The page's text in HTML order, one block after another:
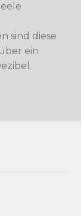
sind diese
ein